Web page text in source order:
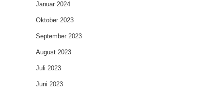
Januar 2024
Oktober 2023
September 2023
August 2023
Juli 2023
Juni 2023